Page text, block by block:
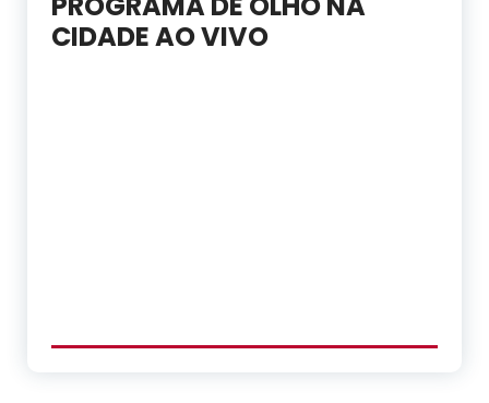
CIDADE AO VIVO